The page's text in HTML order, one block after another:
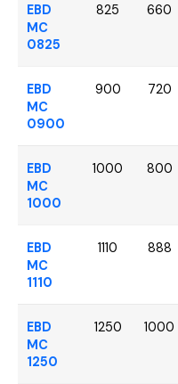
EBD
MC
0825
825 660
EBD
MC
0900
900 720
EBD
MC
1000
1000 800
EBD
MC
1110
1110 888
EBD
MC
1250
1250 1000